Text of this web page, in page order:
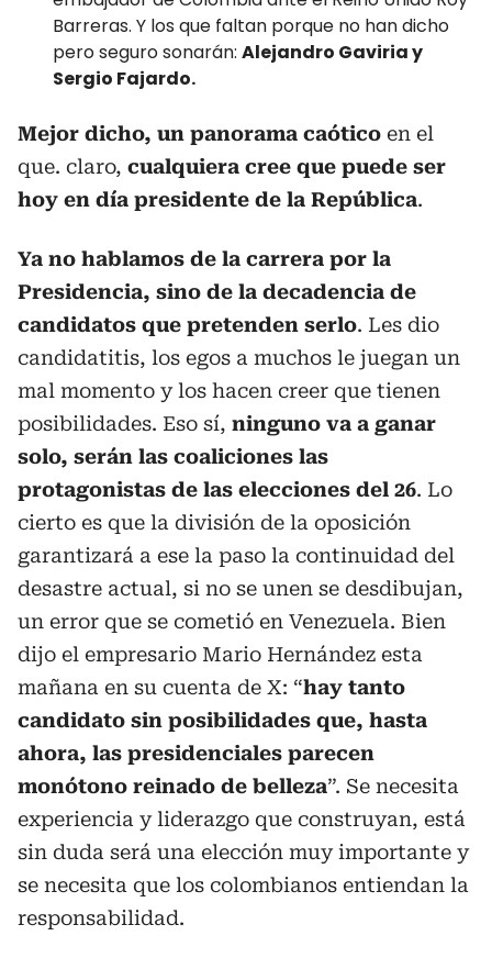
Barreras. Y los que faltan porque no han dicho
pero seguro sonarán: Alejandro Gaviria y
Sergio Fajardo.
Mejor dicho, un panorama caótico en el
que. claro, cualquiera cree que puede ser
hoy en día presidente de la República.
Ya no hablamos de la carrera por la
Presidencia, sino de la decadencia de
candidatos que pretenden serlo. Les dio
candidatitis, los egos a muchos le juegan un
mal momento y los hacen creer que tienen
posibilidades. Eso sí, ninguno va a ganar
solo, serán las coaliciones las
protagonistas de las elecciones del 26. Lo
cierto es que la división de la oposición
garantizará a ese la paso la continuidad del
desastre actual, si no se unen se desdibujan,
un error que se cometió en Venezuela. Bien
dijo el empresario Mario Hernández esta
mañana en su cuenta de X: “hay tanto
candidato sin posibilidades que, hasta
ahora, las presidenciales parecen
monótono reinado de belleza”. Se necesita
experiencia y liderazgo que construyan, está
sin duda será una elección muy importante y
se necesita que los colombianos entiendan la
responsabilidad.